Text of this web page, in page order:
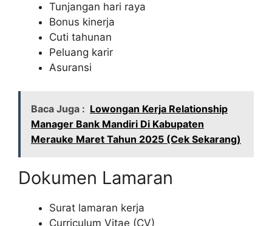
Tunjangan hari raya
Bonus kinerja
Cuti tahunan
Peluang karir
Asuransi
Baca Juga : Lowongan Kerja Relationship
Manager Bank Mandiri Di Kabupaten
Merauke Maret Tahun 2025 (Cek Sekarang)
Dokumen Lamaran
Surat lamaran kerja
Curriculum Vitae (CV)